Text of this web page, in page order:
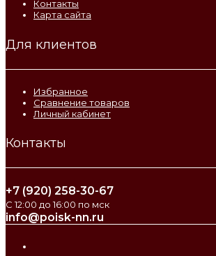
Контакты
Карта сайта
Для клиентов
Избранное
Сравнение товаров
Личный кабинет
Контакты
+7 (920) 258-30-67
С 12:00 до 16:00 по мск
info@poisk-nn.ru